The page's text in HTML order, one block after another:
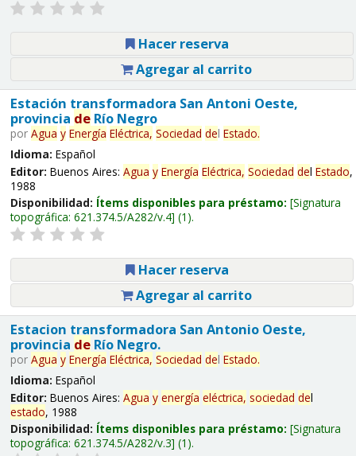
Hacer reserva
Agregar al carrito
Estación transformadora San Antoni Oeste,
provincia deRío Negro
por Agua y Energía Eléctrica, Sociedad del Estado.
Idioma: Español
Editor: Buenos Aires: Agua y Energía Eléctrica, Sociedad del Estado,
1988
Disponibilidad: Ítems disponibles para préstamo: Signatura
topográfica: 621.374.5/A282/v.4 (1).
Hacer reserva
Agregar al carrito
Estacion transformadora San Antonio Oeste,
provincia deRío Negro.
por Agua y Energía Eléctrica, Sociedad del Estado.
Idioma: Español
Editor: Buenos Aires: Agua y energía eléctrica, sociedad del
estado, 1988
Disponibilidad: Ítems disponibles para préstamo: Signatura
topográfica: 621.374.5/A282/v.3 (1).